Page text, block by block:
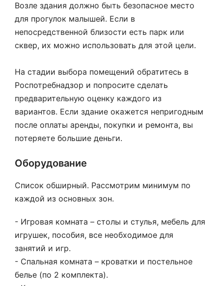
Возле здания должно быть безопасное место
для прогулок малышей. Если в
непосредственной близости есть парк или
сквер, их можно использовать для этой цели.
На стадии выбора помещений обратитесь в
Роспотребнадзор и попросите сделать
предварительную оценку каждого из
вариантов. Если здание окажется непригодным
после оплаты аренды, покупки и ремонта, вы
потеряете большие деньги.
Оборудование
Список обширный. Рассмотрим минимум по
каждой из основных зон.
- Игровая комната – столы и стулья, мебель для
игрушек, пособия, все необходимое для
занятий и игр.
- Спальная комната – кроватки и постельное
белье (по 2 комплекта).